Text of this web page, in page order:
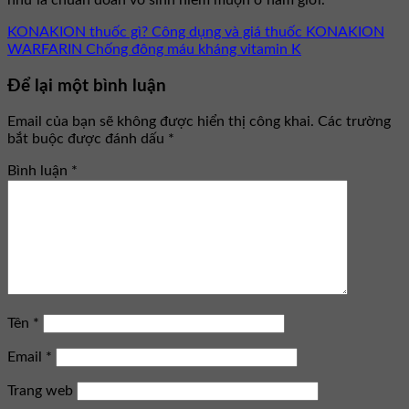
KONAKION thuốc gì? Công dụng và giá thuốc KONAKION
WARFARIN Chống đông máu kháng vitamin K
Để lại một bình luận
Email của bạn sẽ không được hiển thị công khai. Các trường
bắt buộc được đánh dấu *
Bình luận *
Tên *
Email *
Trang web